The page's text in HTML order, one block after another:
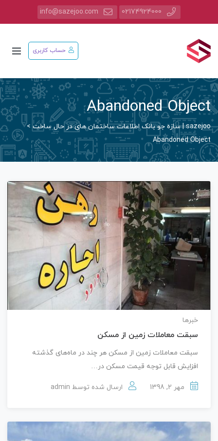
02174924000
info@sazejoo.com
حساب کاربری
Abandoned Object
sazejoo | سازه جو بانک اطلاعات ساختمان های در حال ساخت
>
Abandoned Object
خبرها
سبقت معاملات زمین از مسکن
سبقت معاملات زمین از مسکن هر چند در ماه‌های گذشته
افزایش قابل توجه قیمت مسکن در…
مهر 2, 1398 ارسال شده توسط admin